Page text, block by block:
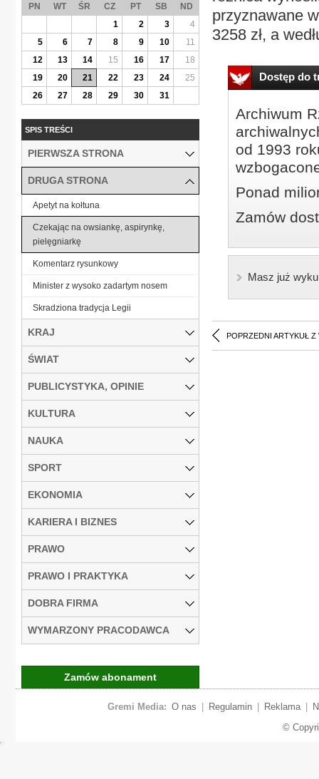
przyznawane
3258 zł, a
Dostęp do
Archiwum
od 1993
Ponad
Zamów
Masz już
POPRZEDNI ARTYKUŁ Z
PN WT ŚR CZ PT SB
ND
1
2 3
4
5
6 7 8 9 10
11
12
13 14 15 16 17
18
19
20 21 22 23 24
25
26
27 28 29 30 31
SPIS TREŚCI
PIERWSZA STRONA
DRUGA STRONA
Apetyt na kołtuna
Czekając na owsiankę, aspirynkę,
pielęgniarkę
Komentarz rysunkowy
Minister z wysoko zadartym nosem
Skradziona tradycja Legii
KRAJ
ŚWIAT
PUBLICYSTYKA, OPINIE
KULTURA
NAUKA
SPORT
EKONOMIA
KARIERA I BIZNES
PRAWO
PRAWO I PRAKTYKA
DOBRA FIRMA
WYMARZONY PRACODAWCA
Zamów abonament
Gremi Media: O nas Regulamin Reklama
©